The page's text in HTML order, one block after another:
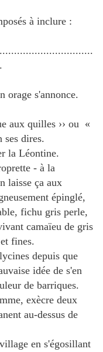
:
orage s'annonce.
aux quilles ›› ou «
ses dires.
la Léontine.
- à la
laisse ça aux
épinglé,
fichu gris perle,
camaïeu de gris
et fines.
depuis que
idée de s'en
de barriques.
exècre deux
au-dessus de
en s'égosillant